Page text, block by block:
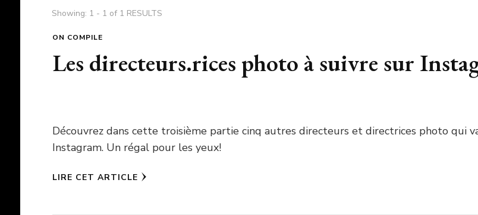
Showing: 1 - 1 of 1 RESULTS
ON COMPILE
Les directeurs.rices photo à suivre sur
Découvrez dans cette troisième partie cinq autres directeurs et directrices photo qui
Instagram. Un régal pour les yeux!
LIRE CET ARTICLE